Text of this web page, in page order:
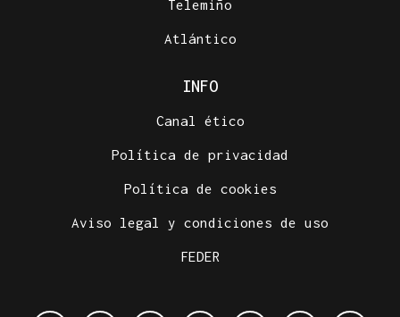
Telemiño
Atlántico
INFO
Canal ético
Política de privacidad
Política de cookies
Aviso legal y condiciones de uso
FEDER